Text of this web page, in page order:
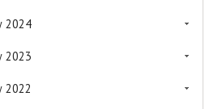
2024
2023
2022